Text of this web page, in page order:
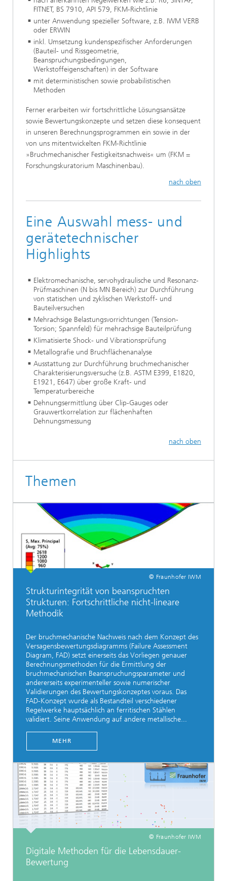
FITNET, BS 7910, API 579, FKM-Richtlinie
unter Anwendung spezieller Software, z.B. IWM VERB
oder ERWIN
inkl. Umsetzung kundenspezifischer Anforderungen
(Bauteil- und Rissgeometrie,
Beanspruchungsbedingungen,
Werkstoffeigenschaften) in der Software
mit deterministischen sowie probabilistischen
Methoden
Ferner erarbeiten wir fortschrittliche Lösungsansätze
sowie Bewertungskonzepte und setzen diese konsequent
in unseren Berechnungsprogrammen ein sowie in der
von uns mitentwickelten FKM-Richtlinie
»Bruchmechanischer Festigkeitsnachweis« um (FKM =
Forschungskuratorium Maschinenbau).
nach oben
Eine Auswahl mess- und
gerätetechnischer
Highlights
Elektromechanische, servohydraulische und Resonanz-
Prüfmaschinen (N bis MN Bereich) zur Durchführung
von statischen und zyklischen Werkstoff- und
Bauteilversuchen
Mehrachsige Belastungsvorrichtungen (Tension-
Torsion; Spannfeld) für mehrachsige Bauteilprüfung
Klimatisierte Shock- und Vibrationsprüfung
Metallografie und Bruchflächenanalyse
Ausstattung zur Durchführung bruchmechanischer
Charakterisierungsversuche (z.B. ASTM E399, E1820,
E1921, E647) über große Kraft- und
Temperaturbereiche
Dehnungsermittlung über Clip-Gauges oder
Grauwertkorrelation zur flächenhaften
Dehnungsmessung
nach oben
Themen
© Fraunhofer IWM
Strukturintegrität von beanspruchten
Strukturen: Fortschrittliche nicht-lineare
Methodik
Der bruchmechanische Nachweis nach dem Konzept des
Versagensbewertungsdiagramms (Failure Assessment
Diagram, FAD) setzt einerseits das Vorliegen genauer
Berechnungsmethoden für die Ermittlung der
bruchmechanischen Beanspruchungsparameter und
andererseits experimenteller sowie numerischer
Validierungen des Bewertungskonzeptes voraus. Das
FAD-Konzept wurde als Bestandteil verschiedener
Regelwerke hauptsächlich an ferritischen Stählen
validiert. Seine Anwendung auf andere metallische...
MEHR
© Fraunhofer IWM
Digitale Methoden für die Lebensdauer-
Bewertung